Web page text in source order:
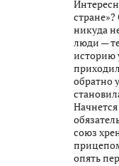
никуда
люди —
историю
обратно
союз
опять